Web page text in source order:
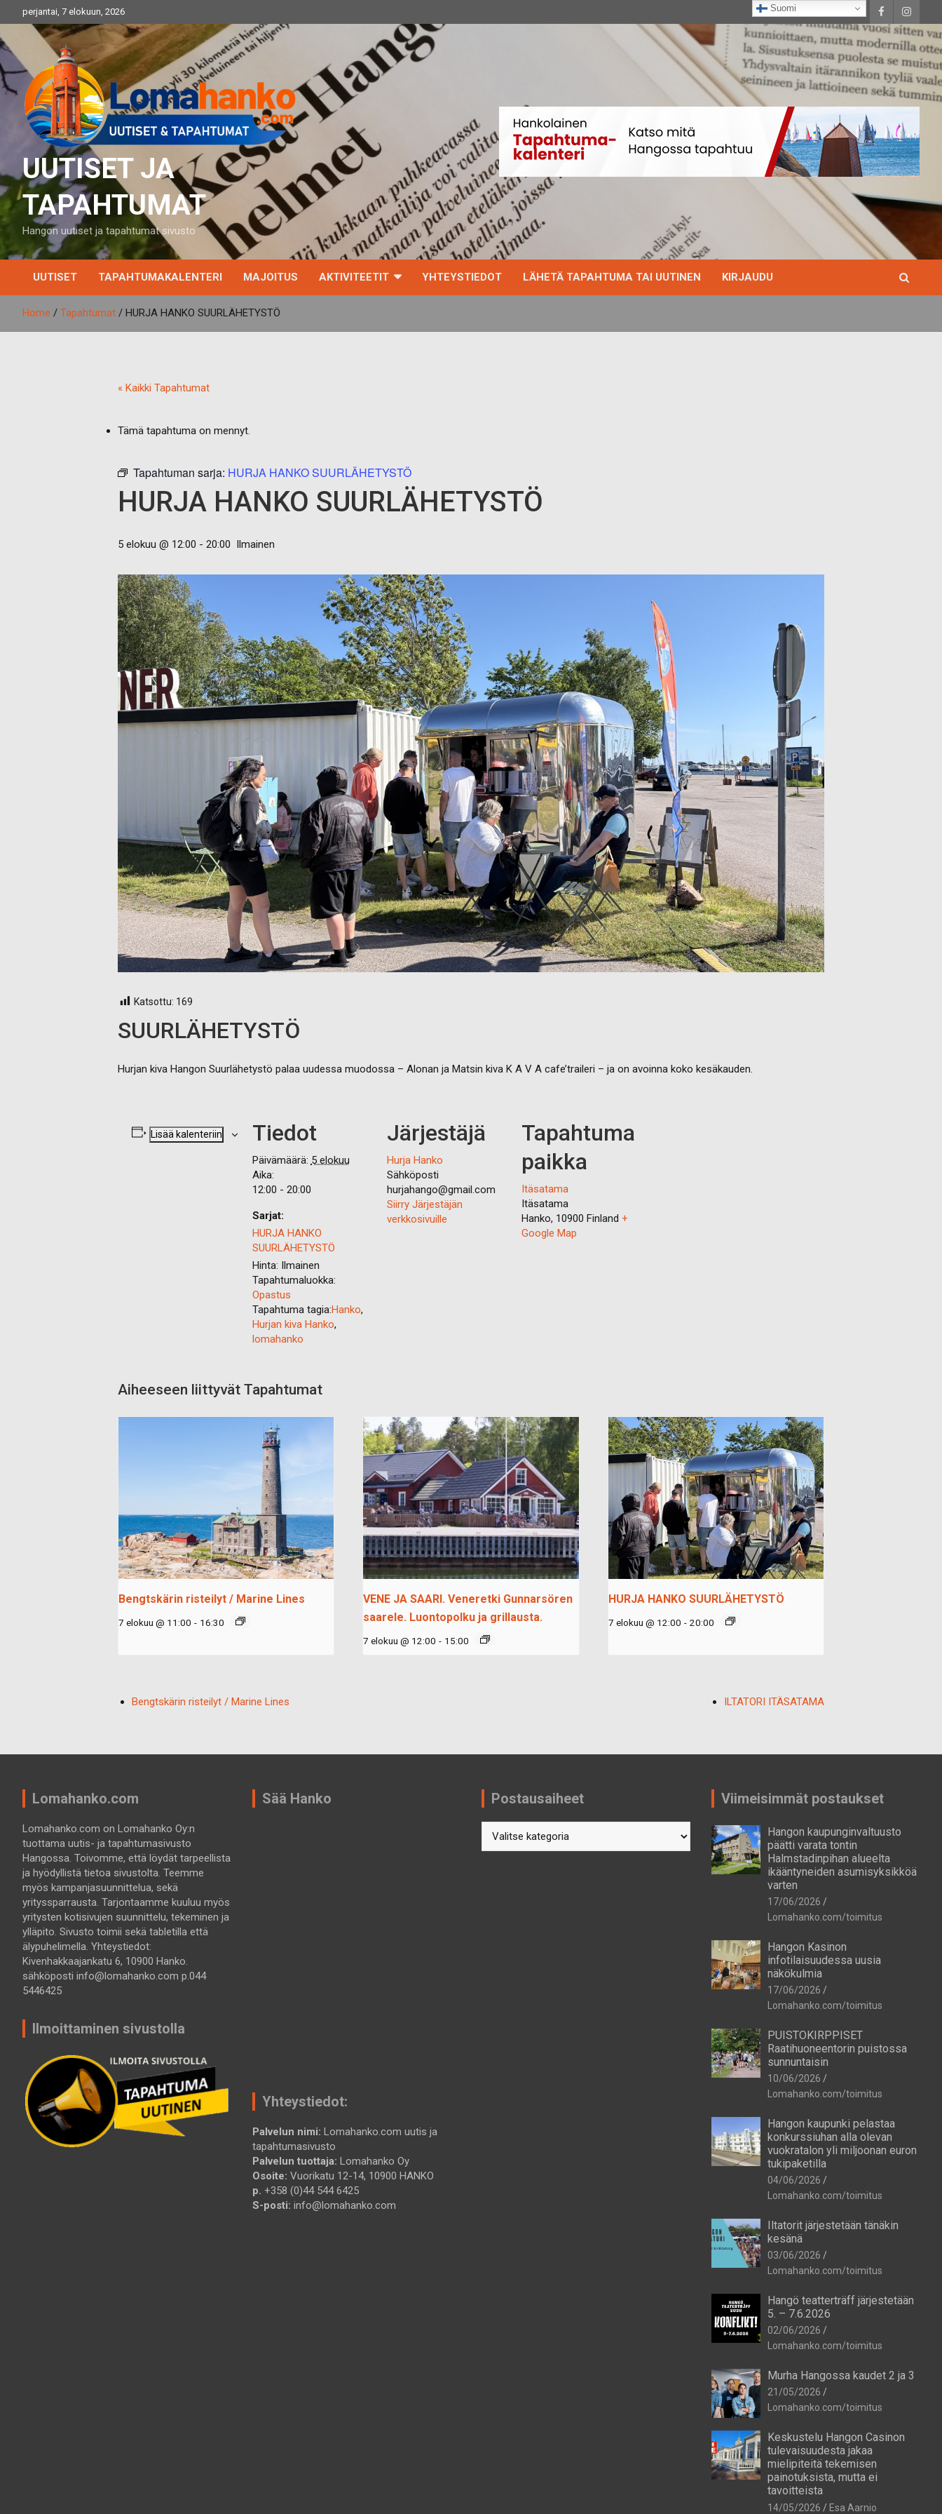
to
content
perjantai, 7 elokuun, 2026
UUTISET JA
TAPAHTUMAT
Hangon uutiset ja tapahtumat sivusto
UUTISET TAPAHTUMAKALENTERI MAJOITUS AKTIVITEETIT YHTEYSTIEDOT LÄHETÄ TAPAHTUMA TAI UUTINEN KIRJAUDU
Home Tapahtumat HURJA HANKO SUURLÄHETYSTÖ
« Kaikki Tapahtumat
Tämä tapahtuma on mennyt.
Tapahtuman sarja: HURJA HANKO SUURLÄHETYSTÖ
HURJA HANKO SUURLÄHETYSTÖ
5 elokuu @ 12:00 - 20:00 Ilmainen
Katsottu: 169
SUURLÄHETYSTÖ
Hurjan kiva Hangon Suurlähetystö palaa uudessa muodossa – Alonan ja Matsin kiva K A V A cafe’traileri – ja on avoinna koko kesäkauden.
Lisää kalenteriin Tiedot
Päivämäärä: 5 elokuu
Aika:
12:00 - 20:00
Sarjat:
HURJA HANKO
SUURLÄHETYSTÖ
Hinta: Ilmainen
Tapahtumaluokka:
Opastus
Tapahtuma tagia:Hanko,
Hurjan kiva Hanko,
lomahanko
Järjestäjä
Hurja Hanko
Sähköposti
hurjahango@gmail.com
Siirry Järjestäjän
verkkosivuille
Tapahtuma
paikka
Itäsatama
Itäsatama
Hanko, 10900 Finland +
Google Map
Aiheeseen liittyvät Tapahtumat
Bengtskärin risteilyt / Marine Lines
7 elokuu @ 11:00 - 16:30
VENE JA SAARI. Veneretki Gunnarsören
saarele. Luontopolku ja grillausta.
7 elokuu @ 12:00 - 15:00
HURJA HANKO SUURLÄHETYSTÖ
7 elokuu @ 12:00 - 20:00
Bengtskärin risteilyt / Marine Lines ILTATORI ITÄSATAMA
Lomahanko.com
Lomahanko.com on Lomahanko Oy:n
tuottama uutis- ja tapahtumasivusto
Hangossa. Toivomme, että löydät tarpeellista
ja hyödyllistä tietoa sivustolta. Teemme
myös kampanjasuunnittelua, sekä
yrityssparrausta. Tarjontaamme kuuluu myös
yritysten kotisivujen suunnittelu, tekeminen ja
ylläpito. Sivusto toimii sekä tabletilla että
älypuhelimella. Yhteystiedot:
Kivenhakkaajankatu 6, 10900 Hanko.
sähköposti info@lomahanko.com p.044
5446425
Ilmoittaminen sivustolla
Sää Hanko
Yhteystiedot:
Palvelun nimi: Lomahanko.com uutis ja
tapahtumasivusto
Palvelun tuottaja: Lomahanko Oy
Osoite: Vuorikatu 12-14, 10900 HANKO
p. +358 (0)44 544 6425
S-posti: info@lomahanko.com
Postausaiheet Viimeisimmät postaukset
Hangon kaupunginvaltuusto
päätti varata tontin
Halmstadinpihan alueelta
ikääntyneiden asumisyksikköä
varten
17/06/2026
Lomahanko.com/toimitus
Hangon Kasinon
infotilaisuudessa uusia
näkökulmia
17/06/2026
Lomahanko.com/toimitus
PUISTOKIRPPISET
Raatihuoneentorin puistossa
sunnuntaisin
10/06/2026
Lomahanko.com/toimitus
Hangon kaupunki pelastaa
konkurssiuhan alla olevan
vuokratalon yli miljoonan euron
tukipaketilla
04/06/2026
Lomahanko.com/toimitus
Iltatorit järjestetään tänäkin
kesänä
03/06/2026
Lomahanko.com/toimitus
Hangö teatterträff järjestetään
5. – 7.6.2026
02/06/2026
Lomahanko.com/toimitus
Murha Hangossa kaudet 2 ja 3
21/05/2026
Lomahanko.com/toimitus
Keskustelu Hangon Casinon
tulevaisuudesta jakaa
mielipiteitä tekemisen
painotuksista, mutta ei
tavoitteista
14/05/2026 Esa Aarnio
Suomi